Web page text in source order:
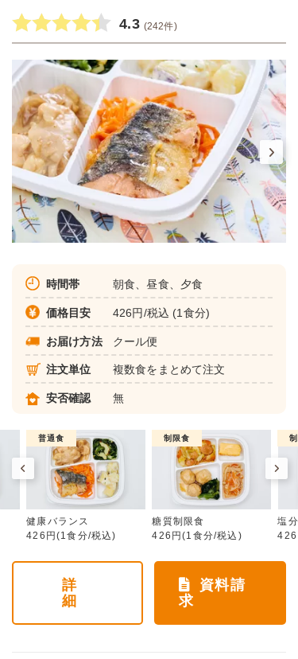
4.3 (242件)
時間帯 朝食、昼食、夕食
価格目安 426円/税込 (1食分)
お届け方法 クール便
注文単位 複数食をまとめて注文
安否確認 無
普通食
健康バランス
426円(1食分/税込)
制限食
糖質制限食
426円(1食分/税込)
塩
詳
細
資料請
求